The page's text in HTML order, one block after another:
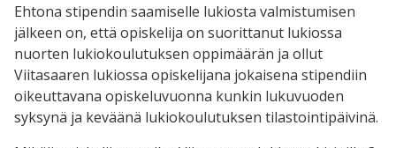
Ehtona stipendin saamiselle lukiosta valmistumisen
jälkeen on, että opiskelija on suorittanut lukiossa
nuorten lukiokoulutuksen oppimäärän ja ollut
Viitasaaren lukiossa opiskelijana jokaisena stipendiin
oikeuttavana opiskeluvuonna kunkin lukuvuoden
syksynä ja keväänä lukiokoulutuksen tilastointipäivinä.